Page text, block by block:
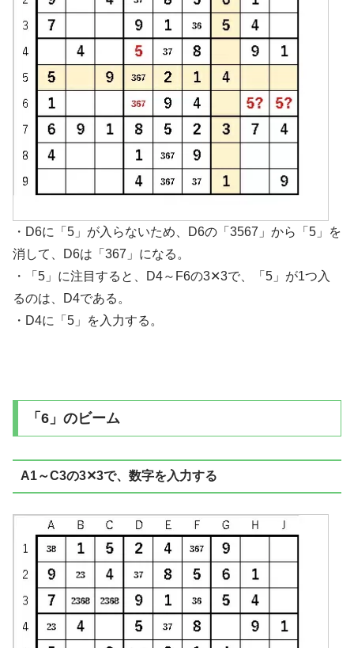
・D6に「5」が入らないため、D6の「3567」から「5」を
消して、D6は「367」になる。
・「5」に注目すると、D4～F6の3✕3で、「5」が1つ入
るのは、D4である。
・D4に「5」を入力する。
「6」のビーム
A1～C3の3✕3で、数字を入力する